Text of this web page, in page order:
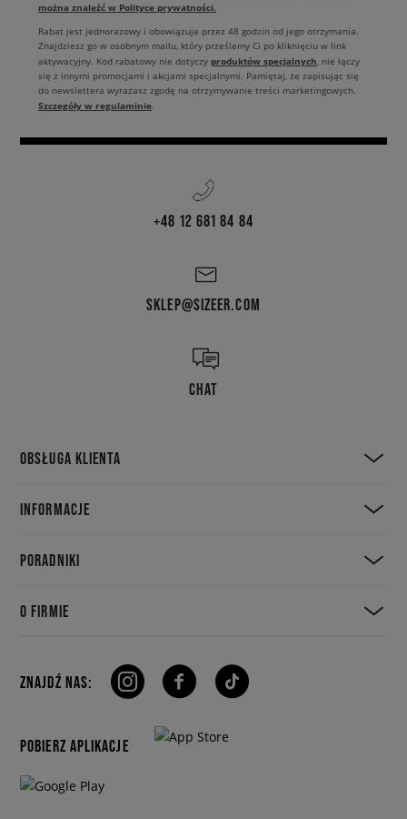
można znaleźć w Polityce prywatności.
Rabat jest jednorazowy i obowiązuje przez 48 godzin od jego otrzymania.
Znajdziesz go w osobnym mailu, który prześlemy Ci po kliknięciu w link
aktywacyjny. Kod rabatowy nie dotyczy produktów specjalnych, nie łączy
się z innymi promocjami i akcjami specjalnymi. Pamiętaj, że zapisując się
do newslettera wyrażasz zgodę na otrzymywanie treści marketingowych.
Szczegóły w regulaminie.
+48 12 681 84 84
SKLEP@SIZEER.COM
CHAT
OBSŁUGA KLIENTA
INFORMACJE
PORADNIKI
O FIRMIE
ZNAJDŹ NAS:
POBIERZ APLIKACJE